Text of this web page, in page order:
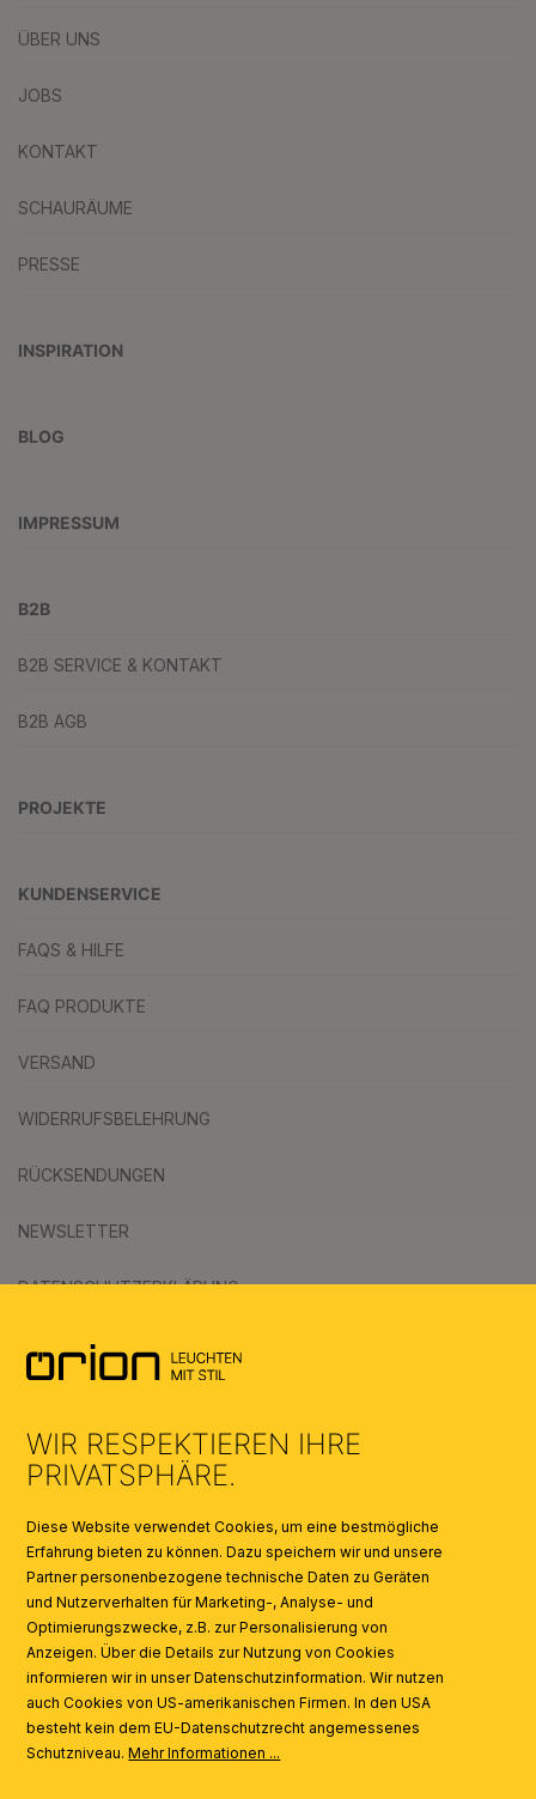
ÜBER UNS
JOBS
KONTAKT
SCHAURÄUME
PRESSE
INSPIRATION
BLOG
IMPRESSUM
B2B
B2B SERVICE & KONTAKT
B2B AGB
PROJEKTE
KUNDENSERVICE
FAQS & HILFE
FAQ PRODUKTE
VERSAND
WIDERRUFSBELEHRUNG
RÜCKSENDUNGEN
NEWSLETTER
DATENSCHUTZERKLÄRUNG
KATALOGE
AI
WIR RESPEKTIEREN IHRE
PRIVATSPHÄRE.
Diese Website verwendet Cookies, um eine bestmögliche
Erfahrung bieten zu können. Dazu speichern wir und unsere
Partner personenbezogene technische Daten zu Geräten
und Nutzerverhalten für Marketing-, Analyse- und
Optimierungszwecke, z.B. zur Personalisierung von
Anzeigen. Über die Details zur Nutzung von Cookies
informieren wir in unser Datenschutzinformation. Wir nutzen
auch Cookies von US-amerikanischen Firmen. In den USA
besteht kein dem EU-Datenschutzrecht angemessenes
Schutzniveau.Mehr Informationen ...